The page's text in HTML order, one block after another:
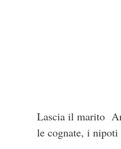
Lascia il marito
le cognate, i